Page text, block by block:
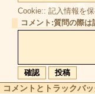
Cookie:: 記入情報を
コメント:質問の際は
コメントとトラックバ